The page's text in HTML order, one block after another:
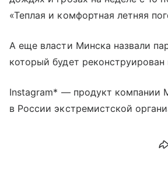
«Теплая и комфортная летняя
А еще власти Минска назвали
который будет реконструирован
Instagram* — продукт компании
в России экстремистской